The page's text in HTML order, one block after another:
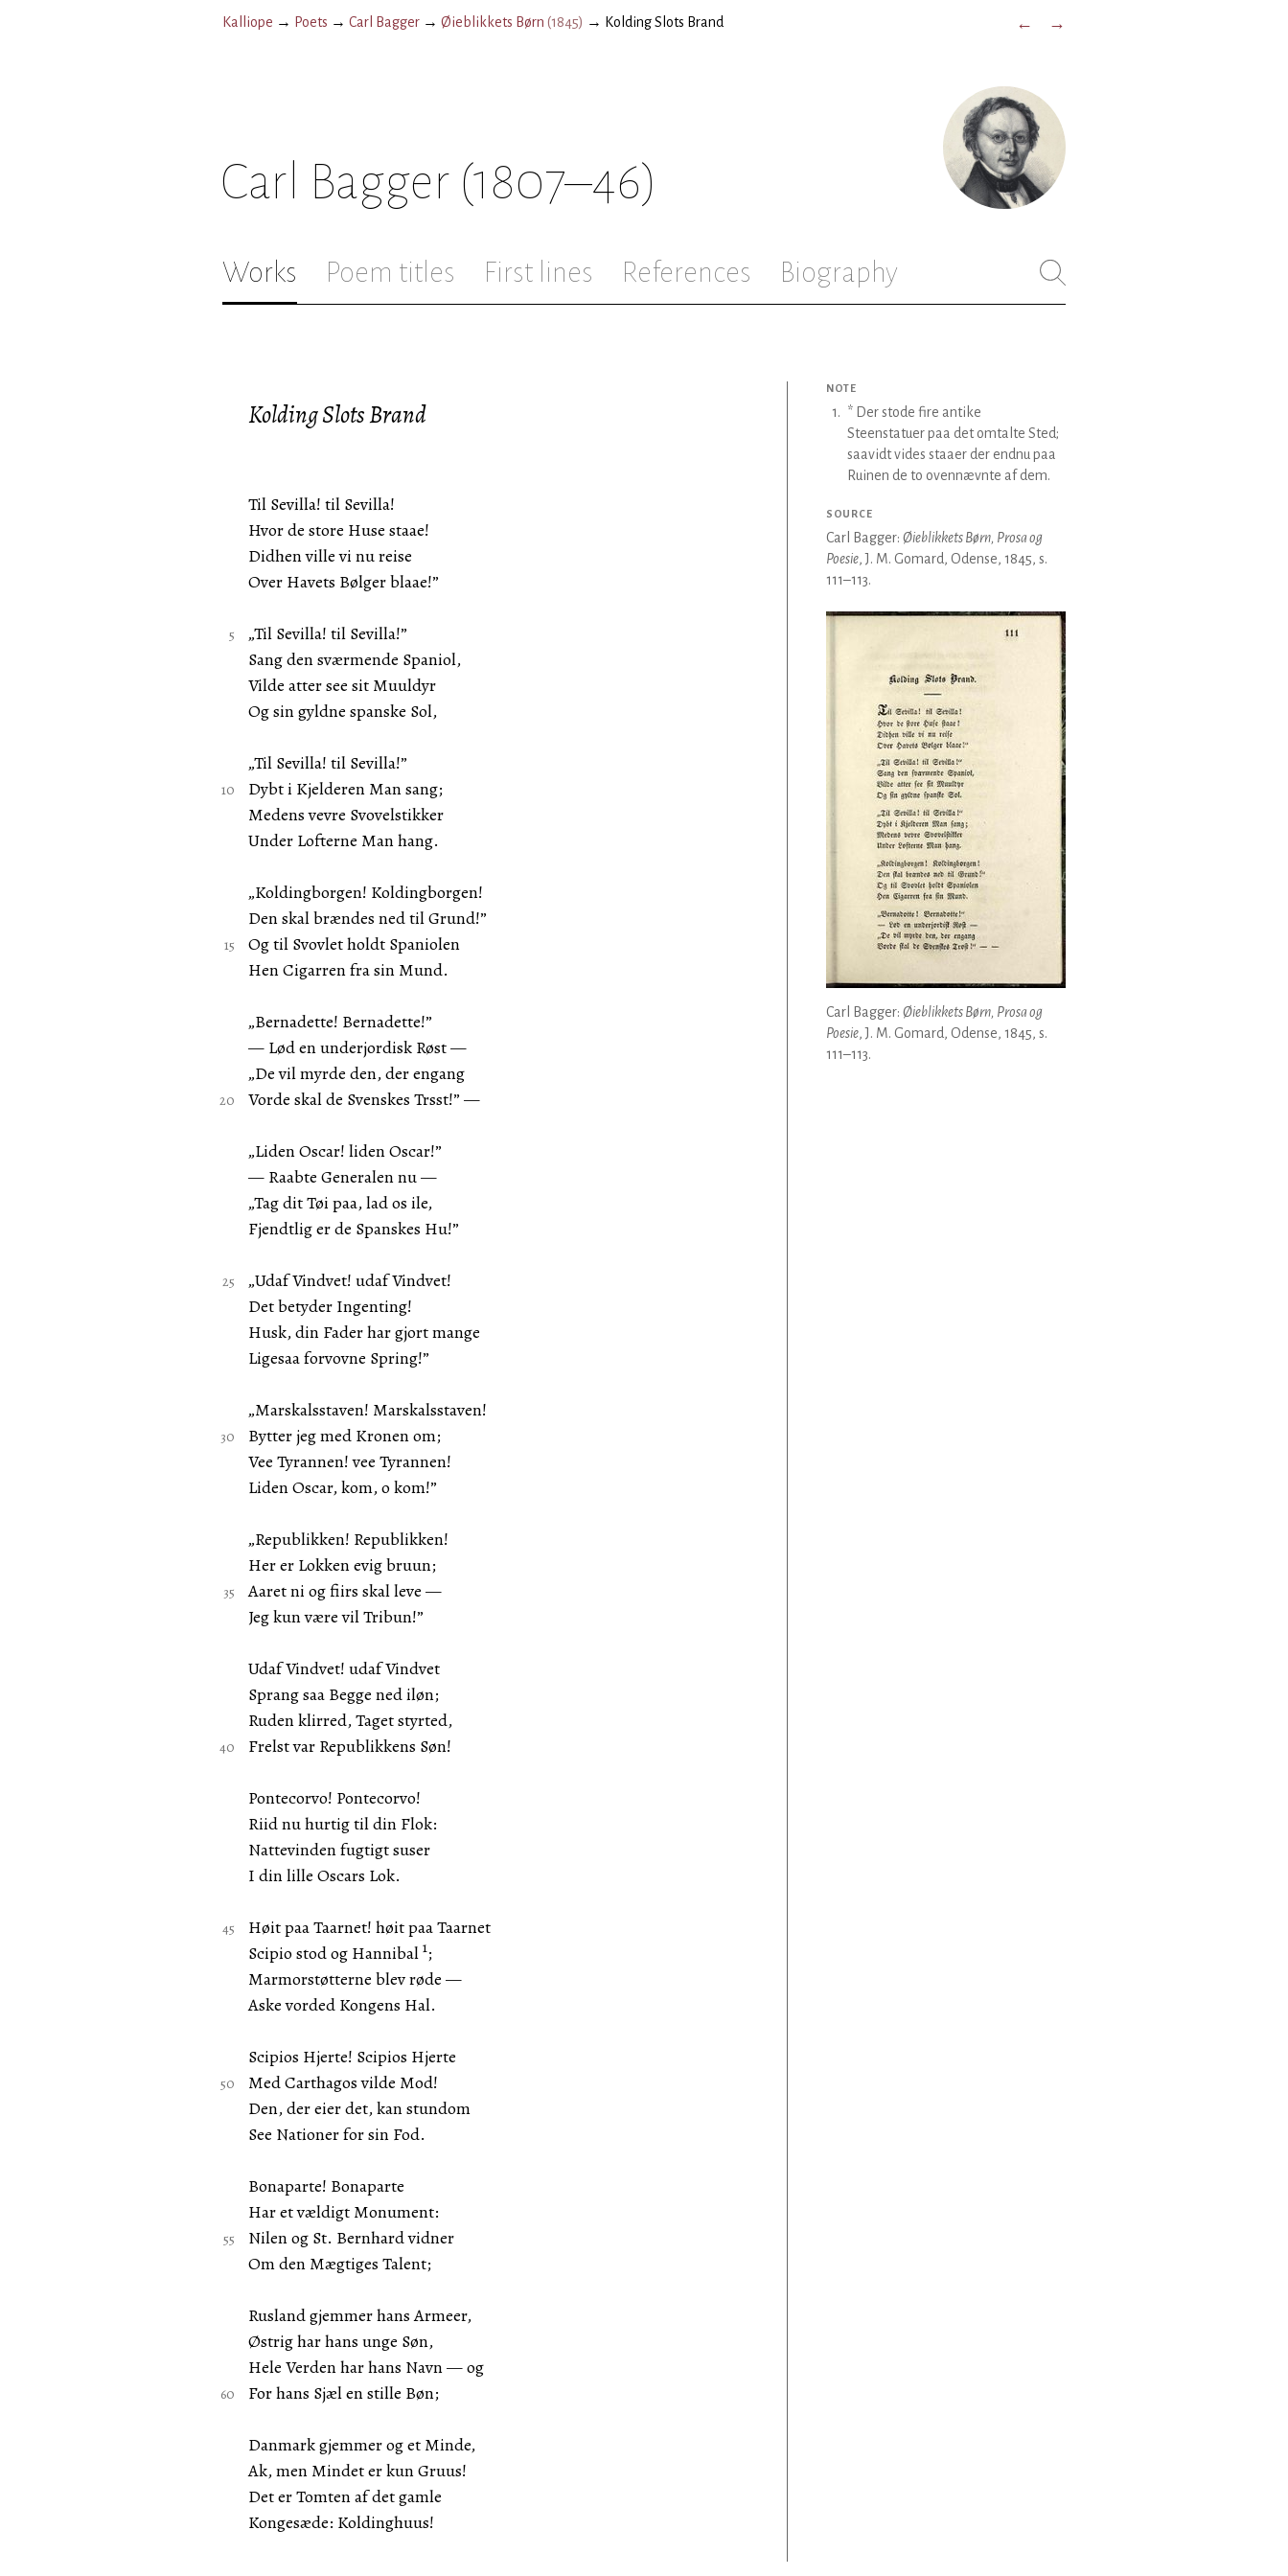
Kalliope → Poets → Carl Bagger → Øieblikkets Børn (1845) → Kolding Slots Brand ← →
Carl Bagger (1807–46)
Works Poem titles First lines References Biography
Kolding Slots Brand
Til Sevilla! til Sevilla!
Hvor de store Huse staae!
Didhen ville vi nu reise
Over Havets Bølger blaae!”
„Til Sevilla! til Sevilla!”
Sang den sværmende Spaniol,
Vilde atter see sit Muuldyr
Og sin gyldne spanske Sol,
„Til Sevilla! til Sevilla!”
Dybt i Kjelderen Man sang;
Medens vevre Svovelstikker
Under Lofterne Man hang.
„Koldingborgen! Koldingborgen!
Den skal brændes ned til Grund!”
Og til Svovlet holdt Spaniolen
Hen Cigarren fra sin Mund.
„Bernadette! Bernadette!”
— Lød en underjordisk Røst —
„De vil myrde den, der engang
Vorde skal de Svenskes Trsst!” —
„Liden Oscar! liden Oscar!”
— Raabte Generalen nu —
„Tag dit Tøi paa, lad os ile,
Fjendtlig er de Spanskes Hu!”
„Udaf Vindvet! udaf Vindvet!
Det betyder Ingenting!
Husk, din Fader har gjort mange
Ligesaa forvovne Spring!”
„Marskalsstaven! Marskalsstaven!
Bytter jeg med Kronen om;
Vee Tyrannen! vee Tyrannen!
Liden Oscar, kom, o kom!”
„Republikken! Republikken!
Her er Lokken evig bruun;
Aaret ni og fiirs skal leve —
Jeg kun være vil Tribun!”
Udaf Vindvet! udaf Vindvet
Sprang saa Begge ned iløn;
Ruden klirred, Taget styrted,
Frelst var Republikkens Søn!
Pontecorvo! Pontecorvo!
Riid nu hurtig til din Flok:
Nattevinden fugtigt suser
I din lille Oscars Lok.
Høit paa Taarnet! høit paa Taarnet
Scipio stod og Hannibal 1;
Marmorstøtterne blev røde —
Aske vorded Kongens Hal.
Scipios Hjerte! Scipios Hjerte
Med Carthagos vilde Mod!
Den, der eier det, kan stundom
See Nationer for sin Fod.
Bonaparte! Bonaparte
Har et vældigt Monument:
Nilen og St. Bernhard vidner
Om den Mægtiges Talent;
Rusland gjemmer hans Armeer,
Østrig har hans unge Søn,
Hele Verden har hans Navn — og
For hans Sjæl en stille Bøn;
Danmark gjemmer og et Minde,
Ak, men Mindet er kun Gruus!
Det er Tomten af det gamle
Kongesæde: Koldinghuus!
NOTE
1. * Der stode fire antike
Steenstatuer paa det omtalte Sted;
saavidt vides staaer der endnu paa
Ruinen de to ovennævnte af dem.
SOURCE
Carl Bagger: Øieblikkets Børn, Prosa og
Poesie, J. M. Gomard, Odense, 1845, s.
111–113.
Carl Bagger: Øieblikkets Børn, Prosa og
Poesie, J. M. Gomard, Odense, 1845, s.
111–113.